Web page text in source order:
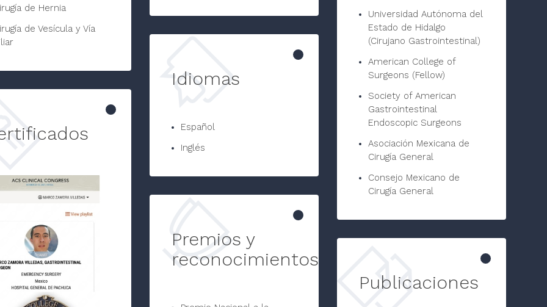
de Hernia
de Vesícula y Vía
Universidad Autónoma del
Estado de Hidalgo
(Cirujano Gastrointestinal)
American College of
Surgeons (Fellow)
Society of American
Gastrointestinal
Endoscopic Surgeons
Asociación Mexicana de
Cirugía General
Consejo Mexicano de
Cirugía General
Idiomas
Español
Inglés
Premios y
reconocimientos
Publicaciones